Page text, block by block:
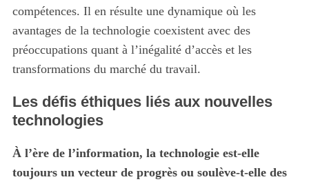
compétences. Il en résulte une dynamique où les
avantages de la technologie coexistent avec des
préoccupations quant à l’inégalité d’accès et les
transformations du marché du travail.
Les défis éthiques liés aux nouvelles
technologies
À l’ère de l’information, la technologie est-elle
toujours un vecteur de progrès ou soulève-t-elle des